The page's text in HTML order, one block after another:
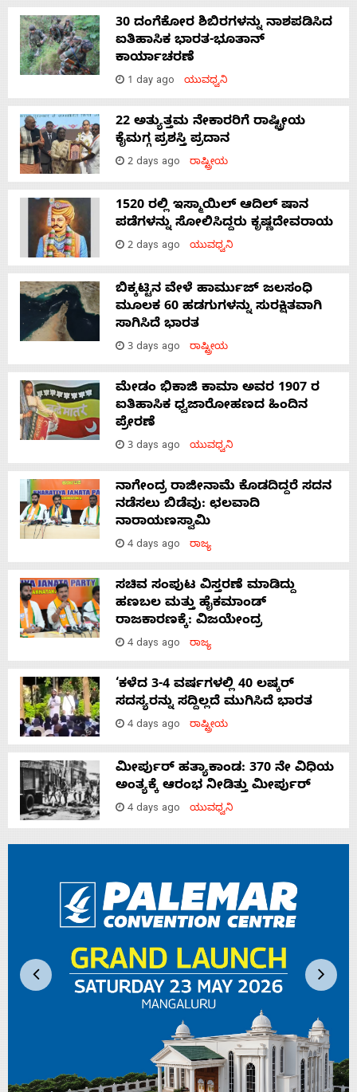
30 ದಂಗೆಕೋರ ಶಿಬಿರಗಳನ್ನು ನಾಶಪಡಿಸಿದ
ಐತಿಹಾಸಿಕ ಭಾರತ-ಭೂತಾನ್
ಕಾರ್ಯಾಚರಣೆ
1 day ago ಯುವಧ್ವನಿ
22 ಅತ್ಯುತ್ತಮ ನೇಕಾರರಿಗೆ ರಾಷ್ಟ್ರೀಯ
ಕೈಮಗ್ಗ ಪ್ರಶಸ್ತಿ ಪ್ರದಾನ
2 days ago ರಾಷ್ಟ್ರೀಯ
1520 ರಲ್ಲಿ ಇಸ್ಮಾಯಿಲ್ ಆದಿಲ್ ಷಾನ
ಪಡೆಗಳನ್ನು ಸೋಲಿಸಿದ್ದರು ಕೃಷ್ಣದೇವರಾಯ
2 days ago ಯುವಧ್ವನಿ
ಬಿಕ್ಕಟ್ಟಿನ ವೇಳೆ ಹಾರ್ಮುಜ್ ಜಲಸಂಧಿ
ಮೂಲಕ 60 ಹಡಗುಗಳನ್ನು ಸುರಕ್ಷಿತವಾಗಿ
ಸಾಗಿಸಿದೆ ಭಾರತ
3 days ago ರಾಷ್ಟ್ರೀಯ
ಮೇಡಂ ಭಿಕಾಜಿ ಕಾಮಾ ಅವರ 1907 ರ
ಐತಿಹಾಸಿಕ ಧ್ವಜಾರೋಹಣದ ಹಿಂದಿನ
ಪ್ರೇರಣೆ
3 days ago ಯುವಧ್ವನಿ
ನಾಗೇಂದ್ರ ರಾಜೀನಾಮೆ ಕೊಡದಿದ್ದರೆ ಸದನ
ನಡೆಸಲು ಬಿಡೆವು: ಛಲವಾದಿ
ನಾರಾಯಣಸ್ವಾಮಿ
4 days ago ರಾಜ್ಯ
ಸಚಿವ ಸಂಪುಟ ವಿಸ್ತರಣೆ ಮಾಡಿದ್ದು
ಹಣಬಲ ಮತ್ತು ಹೈಕಮಾಂಡ್
ರಾಜಕಾರಣಕ್ಕೆ: ವಿಜಯೇಂದ್ರ
4 days ago ರಾಜ್ಯ
‘ಕಳೆದ 3-4 ವರ್ಷಗಳಲ್ಲಿ 40 ಲಷ್ಕರ್
ಸದಸ್ಯರನ್ನು ಸದ್ದಿಲ್ಲದೆ ಮುಗಿಸಿದೆ ಭಾರತ
4 days ago ರಾಷ್ಟ್ರೀಯ
ಮೀರ್ಪುರ್ ಹತ್ಯಾಕಾಂಡ: 370 ನೇ ವಿಧಿಯ
ಅಂತ್ಯಕ್ಕೆ ಆರಂಭ ನೀಡಿತ್ತು ಮೀರ್ಪುರ್
4 days ago ಯುವಧ್ವನಿ